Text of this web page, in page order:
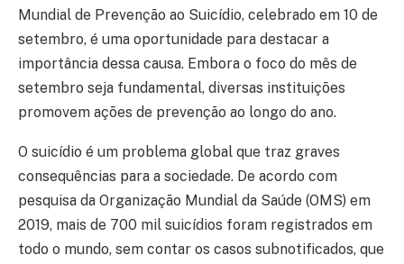
Mundial de Prevenção ao Suicídio, celebrado em 10 de
setembro, é uma oportunidade para destacar a
importância dessa causa. Embora o foco do mês de
setembro seja fundamental, diversas instituições
promovem ações de prevenção ao longo do ano.
O suicídio é um problema global que traz graves
consequências para a sociedade. De acordo com
pesquisa da Organização Mundial da Saúde (OMS) em
2019, mais de 700 mil suicídios foram registrados em
todo o mundo, sem contar os casos subnotificados, que